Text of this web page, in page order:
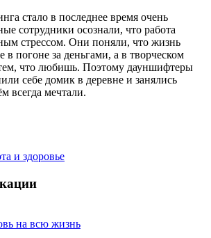
стало в последнее время очень
сотрудники осознали, что работа
стрессом. Они поняли, что жизнь
погоне за деньгами, а в творческом
что любишь. Поэтому дауншифтеры
себе домик в деревне и занялись
всегда мечтали.
и здоровье
на всю жизнь